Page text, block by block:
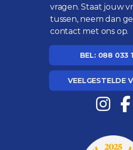
vragen. Staat jouw
tussen, neem dan
contact met ons op.
BEL: 088 033
VEELGESTELDE